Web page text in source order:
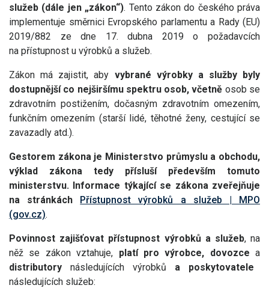
služeb (dále jen „zákon“). Tento zákon do českého práva
implementuje směrnici Evropského parlamentu a Rady (EU)
2019/882 ze dne 17. dubna 2019 o požadavcích
na přístupnost u výrobků a služeb.
Zákon má zajistit, aby vybrané výrobky a služby byly
dostupnější co nejširšímu spektru osob, včetně osob se
zdravotním postižením, dočasným zdravotním omezením,
funkčním omezením (starší lidé, těhotné ženy, cestující se
zavazadly atd.).
Gestorem zákona je Ministerstvo průmyslu a obchodu,
výklad zákona tedy přísluší především tomuto
ministerstvu. Informace týkající se zákona zveřejňuje
na stránkách Přístupnost výrobků a služeb | MPO
(gov.cz).
Povinnost zajišťovat přístupnost výrobků a služeb, na
něž se zákon vztahuje, platí pro výrobce, dovozce a
distributory následujících výrobků a poskytovatele
následujících služeb: